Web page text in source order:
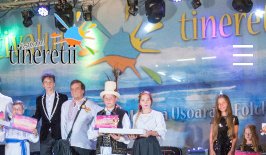
Festivalul Tineretii
Fii eroul generatiei tale!